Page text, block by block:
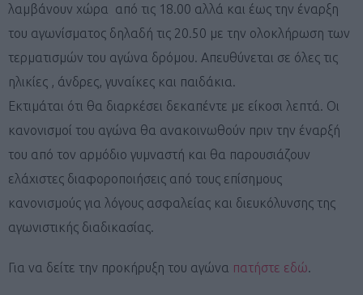
λαμβάνουν χώρα
από τις 18.00 αλλά και έως την έναρξη
του αγωνίσματος δηλαδή τις 20.50 με την ολοκλήρωση των
τερματισμών του αγώνα δρόμου. Απευθύνεται σε όλες τις
ηλικίες , άνδρες, γυναίκες και παιδάκια.
Εκτιμάται ότι θα διαρκέσει δεκαπέντε με είκοσι λεπτά. Οι
κανονισμοί του αγώνα θα ανακοινωθούν πριν την έναρξή
του από τον αρμόδιο γυμναστή και θα παρουσιάζουν
ελάχιστες διαφοροποιήσεις από τους επίσημους
κανονισμούς για λόγους ασφαλείας και διευκόλυνσης της
αγωνιστικής διαδικασίας.
Για να δείτε την προκήρυξη του αγώνα πατήστε εδώ.